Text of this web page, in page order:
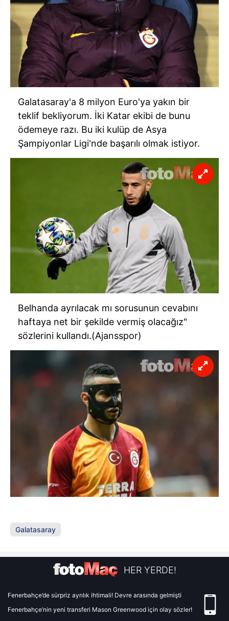
Galatasaray'a 8 milyon Euro'ya yakın bir
teklif bekliyorum. İki Katar ekibi de bunu
ödemeye razı. Bu iki kulüp de Asya
Şampiyonlar Ligi'nde başarılı olmak istiyor.
Belhanda ayrılacak mı sorusunun cevabını
haftaya net bir şekilde vermiş olacağız"
sözlerini kullandı.(Ajansspor)
Galatasaray
HER YERDE!
Fenerbahçe’de sürpriz ayrılık ihtimali! Devre arasında gelmişti
Fenerbahçe’nin yeni transferi Mason Greenwood için olay sözler!